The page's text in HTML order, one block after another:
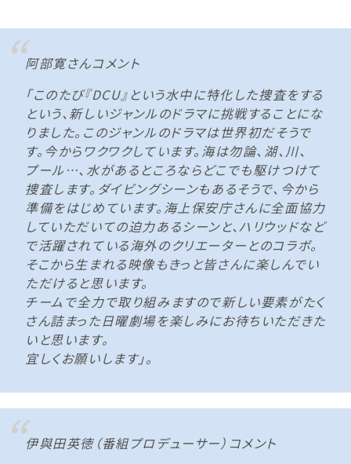
阿部寛さんコメント
「このたび『DCU』という水中に特化した捜査をする
という、新しいジャンルのドラマに挑戦することにな
りました。このジャンルのドラマは世界初だそうで
す。今からワクワクしています。海は勿論、湖、川、
プール…、水があるところならどこでも駆けつけて
捜査します。ダイビングシーンもあるそうで、今から
準備をはじめています。海上保安庁さんに全面協力
していただいての迫力あるシーンと、ハリウッドなど
で活躍されている海外のクリエーターとのコラボ。
そこから生まれる映像もきっと皆さんに楽しんでい
ただけると思います。
チームで全力で取り組みますので新しい要素がたく
さん詰まった日曜劇場を楽しみにお待ちいただきた
いと思います。
宜しくお願いします」。
伊與田英徳（番組プロデューサー）コメント